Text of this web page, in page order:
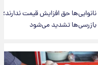
نانوایی‌ها حق افزایش قیمت ندارند؛
بازرسی‌ها تشدید می‌شود